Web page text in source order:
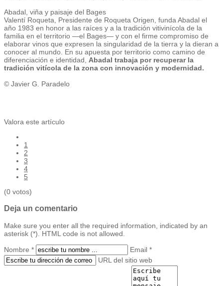
Abadal, viña y paisaje del Bages
Valentí Roqueta, Presidente de Roqueta Origen, funda Abadal el
año 1983 en honor a las raíces y a la tradición vitivinícola de la
familia en el territorio —el Bages— y con el firme compromiso de
elaborar vinos que expresen la singularidad de la tierra y la dieran a
conocer al mundo. En su apuesta por territorio como camino de
diferenciación e identidad, Abadal trabaja por recuperar la
tradición vitícola de la zona con innovación y modernidad.
© Javier G. Paradelo
Valora este artículo
1
2
3
4
5
(0 votos)
Deja un comentario
Make sure you enter all the required information, indicated by an
asterisk (*). HTML code is not allowed.
Nombre *
Email *
URL del sitio web